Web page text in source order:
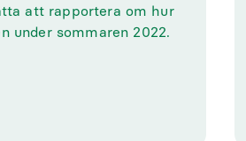
att rapportera om hur
under sommaren 2022.